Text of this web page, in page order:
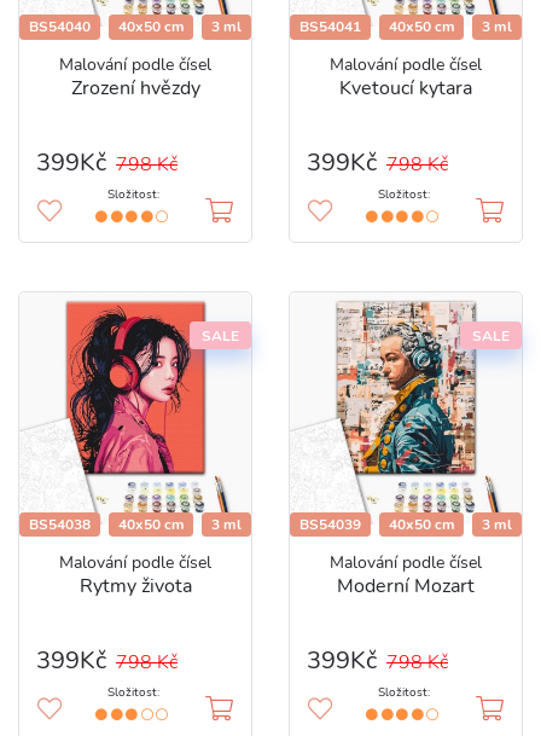
BS54040 40x50 cm 3 ml
Malování podle čísel
Zrození hvězdy
399Kč 798 Kč
Složitost:
BS54041 40x50 cm 3 ml
Malování podle čísel
Kvetoucí kytara
399Kč 798 Kč
Složitost:
SALE
BS54038 40x50 cm 3 ml
Malování podle čísel
Rytmy života
399Kč 798 Kč
Složitost:
SALE
BS54039 40x50 cm 3 ml
Malování podle čísel
Moderní Mozart
399Kč 798 Kč
Složitost: